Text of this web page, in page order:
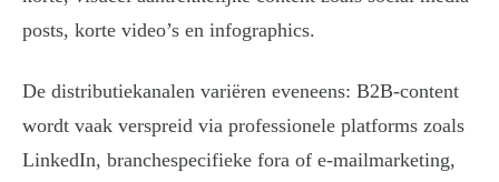
posts, korte video’s en infographics.
De distributiekanalen variëren eveneens: B2B-content
wordt vaak verspreid via professionele platforms zoals
LinkedIn, branchespecifieke fora of e-mailmarketing,